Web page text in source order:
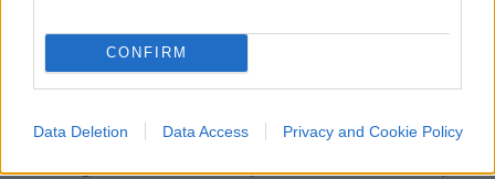
CONFIRM
Data Deletion Data Access Privacy and Cookie Policy
rinviarlo sempre al prossimo futuro. L’isolamento
internazionale dell’Italia non riesce confermato
Olimpiadi invernali del 2026, ma ancor più dal